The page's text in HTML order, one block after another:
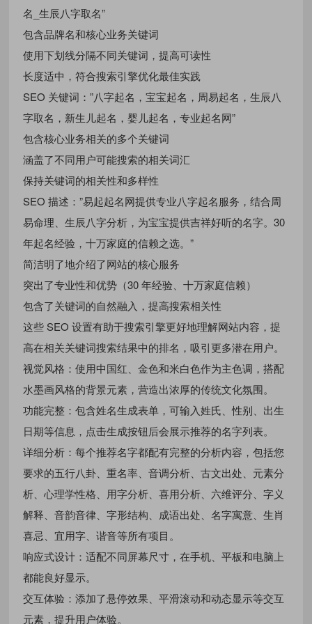
名_生辰八字取名”
包含品牌名和核心业务关键词
使用下划线分隔不同关键词，提高可读性
长度适中，符合搜索引擎优化最佳实践
SEO 关键词：”八字起名，宝宝起名，周易起名，生辰八
字取名，新生儿起名，婴儿起名，专业起名网”
包含核心业务相关的多个关键词
涵盖了不同用户可能搜索的相关词汇
保持关键词的相关性和多样性
SEO 描述：”易起起名网提供专业八字起名服务，结合周
易命理、生辰八字分析，为宝宝提供吉祥好听的名字。30
年起名经验，十万家庭的信赖之选。”
简洁明了地介绍了网站的核心服务
突出了专业性和优势（30 年经验、十万家庭信赖）
包含了关键词的自然融入，提高搜索相关性
这些 SEO 设置有助于搜索引擎更好地理解网站内容，提
高在相关关键词搜索结果中的排名，吸引更多潜在用户。
视觉风格：使用中国红、金色和米白色作为主色调，搭配
水墨画风格的背景元素，营造出浓厚的传统文化氛围。
功能完整：包含姓名生成表单，可输入姓氏、性别、出生
日期等信息，点击生成按钮后会展示推荐的名字列表。
详细分析：每个推荐名字都配有完整的分析内容，包括您
要求的五行八卦、重名率、音调分析、古文出处、元素分
析、心理学性格、用字分析、喜用分析、六维评分、字义
解释、音韵音律、字形结构、成语出处、名字寓意、生肖
喜忌、宜用字、谐音等所有项目。
响应式设计：适配不同屏幕尺寸，在手机、平板和电脑上
都能良好显示。
交互体验：添加了悬停效果、平滑滚动和动态显示等交互
元素，提升用户体验。